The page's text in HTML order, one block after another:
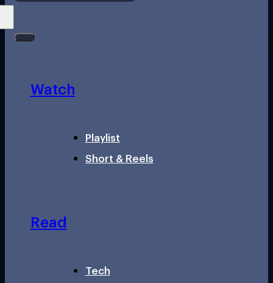
Watch
Playlist
Short & Reels
Read
Tech